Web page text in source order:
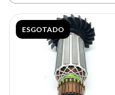
ESGOTADO